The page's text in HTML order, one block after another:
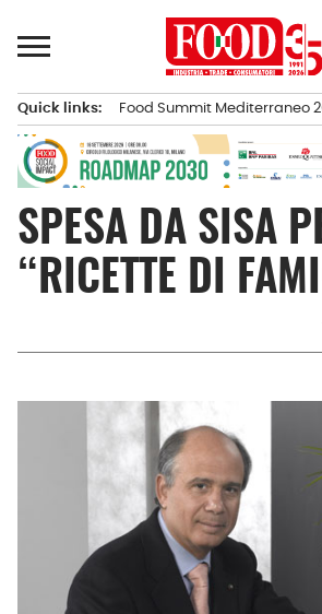
al
principale
Quick links: Food Summit Mediterraneo
SPESA DA SISA
“RICETTE DI